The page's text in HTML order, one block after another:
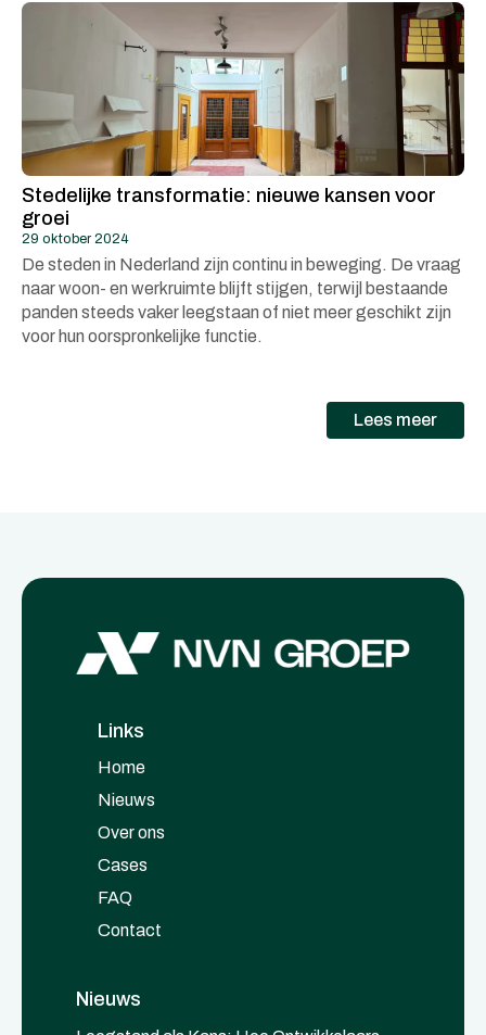
Stedelijke transformatie: nieuwe kansen voor
groei
29 oktober 2024
De steden in Nederland zijn continu in beweging. De vraag
naar woon- en werkruimte blijft stijgen, terwijl bestaande
panden steeds vaker leegstaan of niet meer geschikt zijn
voor hun oorspronkelijke functie.
Lees meer
Links
Home
Nieuws
Over ons
Cases
FAQ
Contact
Nieuws